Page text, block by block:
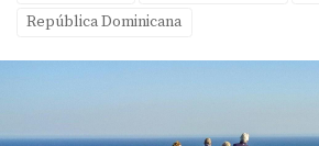
República Dominicana